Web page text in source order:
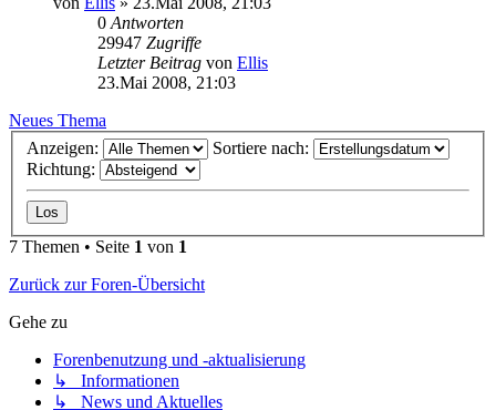
0 Antworten
29947 Zugriffe
Letzter Beitrag von Ellis
23.Mai 2008, 21:03
Neues Thema
Anzeigen:
Sortiere nach:
Richtung:
7 Themen • Seite 1 von 1
Zurück zur Foren-Übersicht
Gehe zu
Forenbenutzung und -aktualisierung
↳ Informationen
↳ News und Aktuelles